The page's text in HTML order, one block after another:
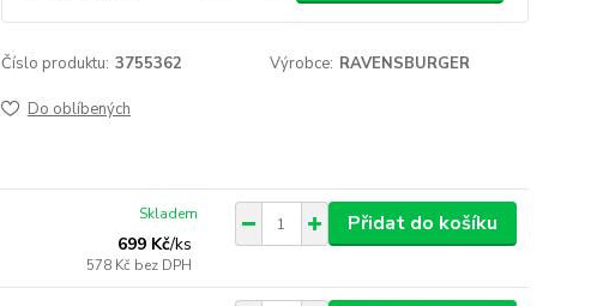
Číslo produktu: 3755362 Výrobce: RAVENSBURGER
Do oblíbených
699 Kč/ks
578 Kč bez DPH
Skladem Přidat do košíku